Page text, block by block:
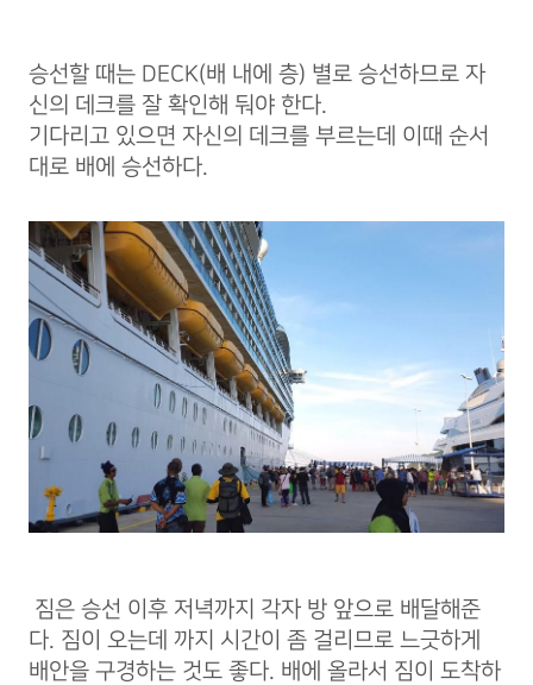
승선할 때는 DECK(배 내에 층) 별로 승선하므로 자
신의 데크를 잘 확인해 둬야 한다.
기다리고 있으면 자신의 데크를 부르는데 이때 순서
대로 배에 승선하다.
짐은 승선 이후 저녁까지 각자 방 앞으로 배달해준
다. 짐이 오는데 까지 시간이 좀 걸리므로 느긋하게
배안을 구경하는 것도 좋다. 배에 올라서 짐이 도착하